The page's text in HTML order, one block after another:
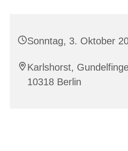
Sonntag, 3. Oktober
Karlshorst,
10318 Berlin